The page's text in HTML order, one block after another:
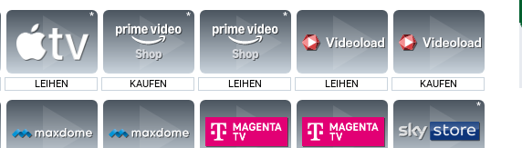
LEIHEN KAUFEN LEIHEN LEIHEN KAUFEN